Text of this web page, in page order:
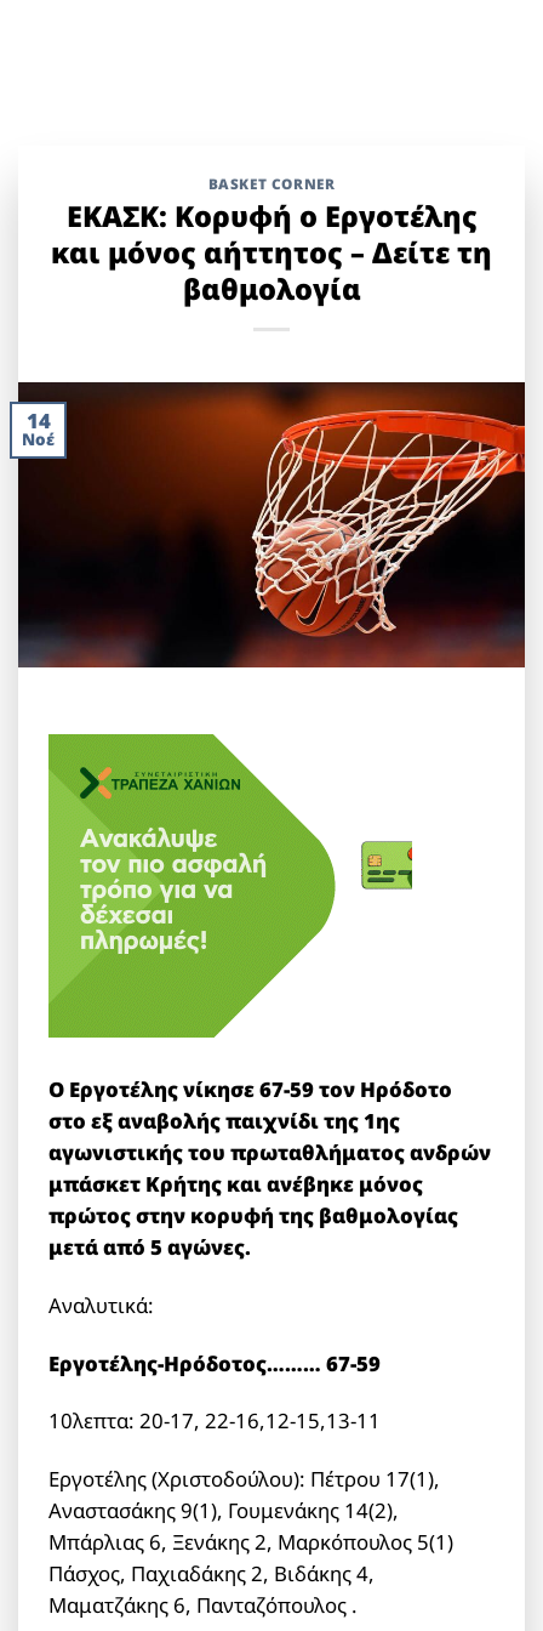
BASKET CORNER
ΕΚΑΣΚ: Κορυφή ο Εργοτέλης
και μόνος αήττητος – Δείτε τη
βαθμολογία
14
Νοέ
Ο Εργοτέλης νίκησε 67-59 τον Ηρόδοτο
στο εξ αναβολής παιχνίδι της 1ης
αγωνιστικής του πρωταθλήματος ανδρών
μπάσκετ Κρήτης και ανέβηκε μόνος
πρώτος στην κορυφή της βαθμολογίας
μετά από 5 αγώνες.
Αναλυτικά:
Εργοτέλης-Ηρόδοτος……… 67-59
10λεπτα: 20-17, 22-16,12-15,13-11
Εργοτέλης (Χριστοδούλου): Πέτρου 17(1),
Αναστασάκης 9(1), Γουμενάκης 14(2),
Μπάρλιας 6, Ξενάκης 2, Μαρκόπουλος 5(1)
Πάσχος, Παχιαδάκης 2, Βιδάκης 4,
Μαματζάκης 6, Πανταζόπουλος .